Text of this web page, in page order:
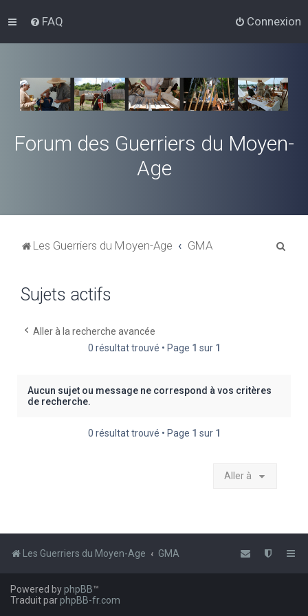
FAQ Connexion
Forum des Guerriers du Moyen-
Age
Les Guerriers du Moyen-Age GMA
Sujets actifs
Aller à la recherche avancée
0 résultat trouvé • Page 1 sur 1
Aucun sujet ou message ne correspond à vos critères
de recherche.
0 résultat trouvé • Page 1 sur 1
Aller à
Les Guerriers du Moyen-Age GMA
Powered byphpBB™
Traduit parphpBB-fr.com